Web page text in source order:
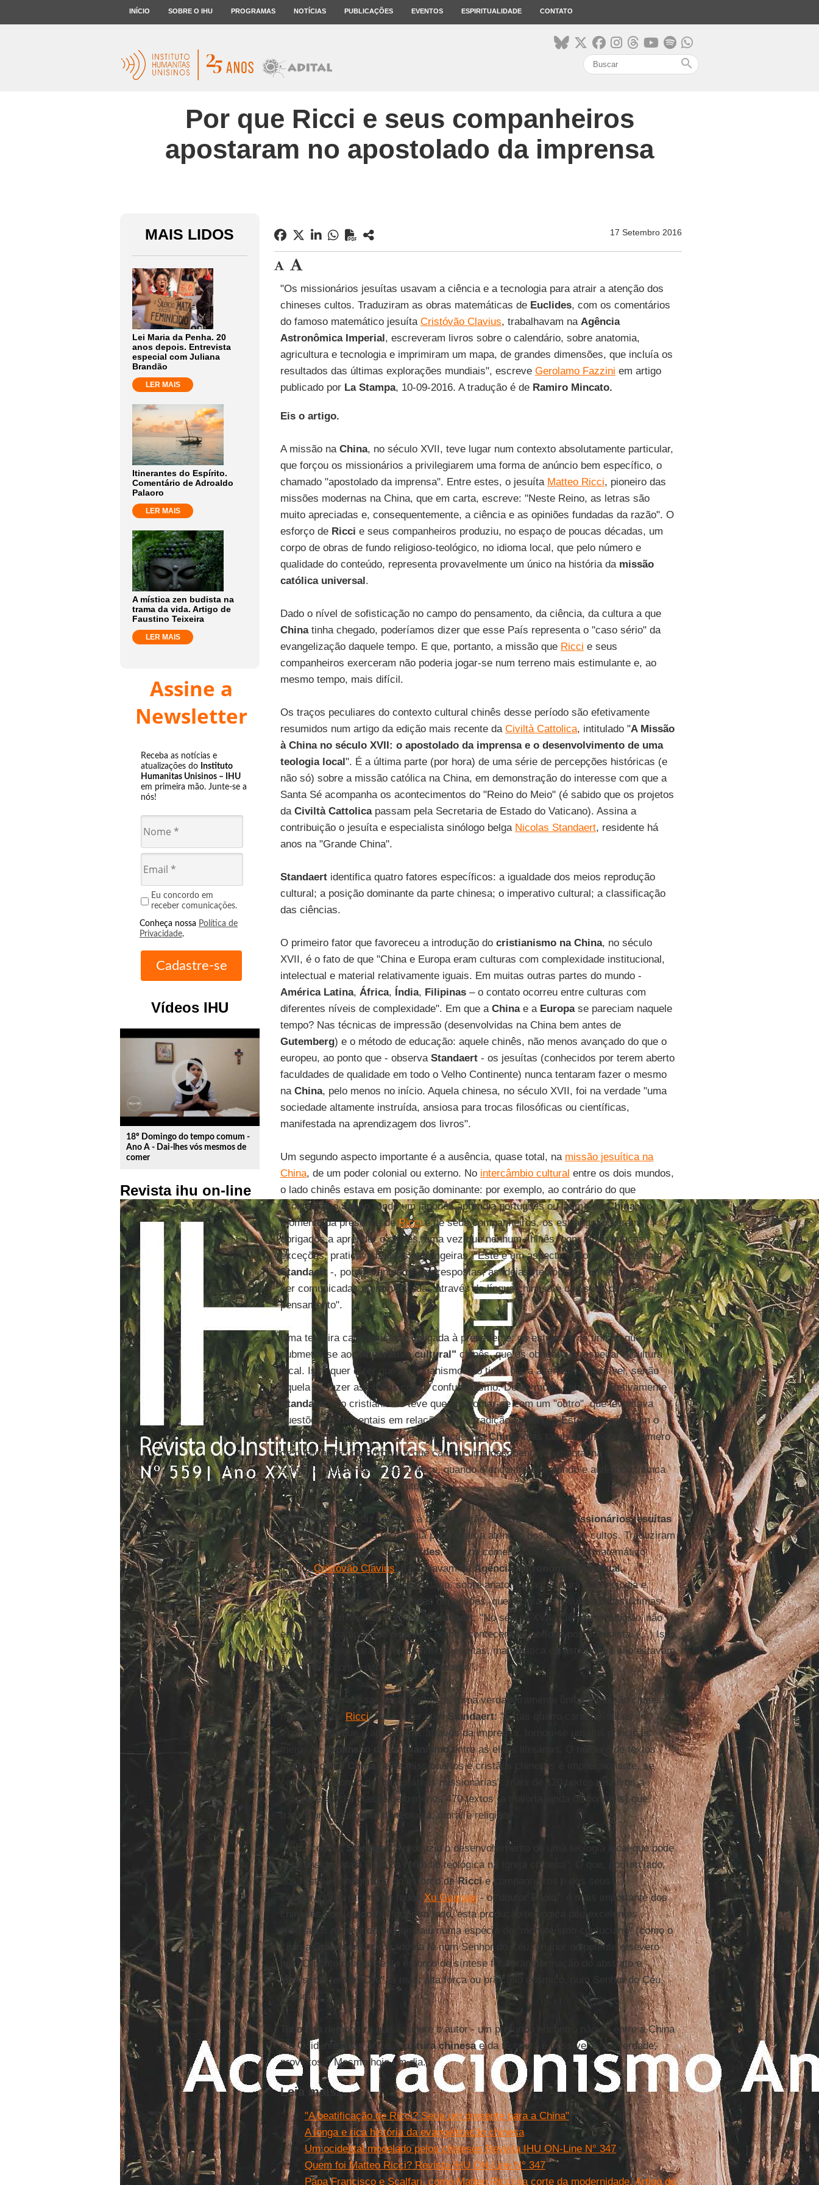
INÍCIO SOBRE O IHU PROGRAMAS NOTÍCIAS PUBLICAÇÕES EVENTOS ESPIRITUALIDADE CONTATO
search
Por que Ricci e seus companheiros
apostaram no apostolado da imprensa
MAIS LIDOS
Lei Maria da Penha. 20
anos depois. Entrevista
especial com Juliana
Brandão
LER MAIS
Itinerantes do Espírito.
Comentário de Adroaldo
Palaoro
LER MAIS
A mística zen budista na
trama da vida. Artigo de
Faustino Teixeira
LER MAIS
Assine a
Newsletter
Receba as notícias e
atualizações do Instituto
Humanitas Unisinos – IHU
em primeira mão. Junte-se a
nós!
Eu concordo em
receber comunicações.
Conheça nossa Política de
Privacidade.
Vídeos IHU
play_circle_outline
18º Domingo do tempo comum -
Ano A - Dai-lhes vós mesmos de
comer
Revista ihu on-line
17 Setembro 2016
"Os missionários jesuítas usavam a ciência e a tecnologia para atrair a atenção dos
chineses cultos. Traduziram as obras matemáticas de Euclides, com os comentários
do famoso matemático jesuíta Cristóvão Clavius, trabalhavam na Agência
Astronômica Imperial, escreveram livros sobre o calendário, sobre anatomia,
agricultura e tecnologia e imprimiram um mapa, de grandes dimensões, que incluía os
resultados das últimas explorações mundiais", escreve Gerolamo Fazzini em artigo
publicado por La Stampa, 10-09-2016. A tradução é de Ramiro Mincato.
Eis o artigo.
A missão naChina, no século XVII, teve lugar num contexto absolutamente particular,
que forçou os missionários a privilegiarem uma forma de anúncio bem específico, o
chamado "apostolado da imprensa". Entre estes, o jesuíta Matteo Ricci, pioneiro das
missões modernas na China, que em carta, escreve: "Neste Reino, as letras são
muito apreciadas e, consequentemente, a ciência e as opiniões fundadas da razão". O
esforço de Ricci e seus companheiros produziu, no espaço de poucas décadas, um
corpo de obras de fundo religioso-teológico, no idioma local, que pelo número e
qualidade do conteúdo, representa provavelmente um único na história da missão
católica universal.
Dado o nível de sofisticação no campo do pensamento, da ciência, da cultura a que
Chinatinha chegado, poderíamos dizer que esse País representa o "caso sério" da
evangelização daquele tempo. E que, portanto, a missão que Ricci e seus
companheiros exerceram não poderia jogar-se num terreno mais estimulante e, ao
mesmo tempo, mais difícil.
Os traços peculiares do contexto cultural chinês desse período são efetivamente
resumidos num artigo da edição mais recente da Civiltà Cattolica, intitulado "A Missão
à China no século XVII: o apostolado da imprensa e o desenvolvimento de uma
teologia local". É a última parte (por hora) de uma série de percepções históricas (e
não só) sobre a missão católica na China, em demonstração do interesse com que a
Santa Sé acompanha os acontecimentos do "Reino do Meio" (é sabido que os projetos
da Civiltà Cattolicapassam pela Secretaria de Estado do Vaticano). Assina a
contribuição o jesuíta e especialista sinólogo belga Nicolas Standaert, residente há
anos na "Grande China".
Standaertidentifica quatro fatores específicos: a igualdade dos meios reprodução
cultural; a posição dominante da parte chinesa; o imperativo cultural; a classificação
das ciências.
O primeiro fator que favoreceu a introdução do cristianismo na China, no século
XVII, é o fato de que "China e Europa eram culturas com complexidade institucional,
intelectual e material relativamente iguais. Em muitas outras partes do mundo -
América Latina, África, Índia, Filipinas– o contato ocorreu entre culturas com
diferentes níveis de complexidade". Em que a Chinae a Europase pareciam naquele
tempo? Nas técnicas de impressão (desenvolvidas na China bem antes de
Gutemberg) e o método de educação: aquele chinês, não menos avançado do que o
europeu, ao ponto que - observa Standaert- os jesuítas (conhecidos por terem aberto
faculdades de qualidade em todo o Velho Continente) nunca tentaram fazer o mesmo
na China, pelo menos no início. Aquela chinesa, no século XVII, foi na verdade "uma
sociedade altamente instruída, ansiosa para trocas filosóficas ou científicas,
manifestada na aprendizagem dos livros".
Um segundo aspecto importante é a ausência, quase total, na missão jesuítica na
China, de um poder colonial ou externo. No intercâmbio cultural entre os dois mundos,
o lado chinês estava em posição dominante: por exemplo, ao contrário do que
acontecia noJapão (onde um japonês aprendia português ou latim), naChina, no
momento da presença deRiccie de seus companheiros, os estrangeiros eram
obrigados a aprender o chinês, uma vez que nenhum chinês, com muito poucas
exceções, praticava línguas estrangeiras. "Este é um aspecto importante - assinala
Standaert-, porque, antes de dar respostas, as ideias (teológicas) tinham que
ser comunicadas e eram filtradas através da língua chinesa e dos seus padrões de
pensamento".
Uma terceira característica, coligada à precedente: os estrangeiros tinham que
submeter-se ao''imperativo cultural" chinês, que os obrigava a respeitar a cultura
local. Isso quer dizer que o cristianismo não tinha outra alternativa possível, senão
aquela de fazer as contas com o confucionismo. Deste modo - observa efetivamente
Standaert- "o cristianismo teve que confrontar-se com um "outro", que levantava
questões fundamentais em relação com a tradição cristã (...) Este confronto com o
“outro” produziu não somente publicações naChina , mas também um grande número
de publicações na Europa, o que causou uma desorientação mental na teologia
europeia". Como sempre acontece, quando o encontro é profundo e autêntico, nunca
deixa intactos seus interlocutores.
O último aspecto diz respeito à classificação das ciências. Os
missionários jesuítas
usavam a ciência e a tecnologia para atrair a atenção dos chineses cultos. Traduziram
as obras matemáticas deEuclides, com os comentários do famoso matemático
jesuítaCristóvão Clavius, trabalhavam naAgência Astronômica Imperial,
escreveram livros sobre o calendário, sobre anatomia, agricultura e tecnologia e
imprimiram um mapa, de grandes dimensões, que incluía os resultados das últimas
explorações mundiais. Escreve Standaert: "No século XVII, ‘ciência’ e ‘religião’ não
eram ainda campos tão distintos, como acontecerá no período pós-iluminista. (...) Isso
explica porque, para os missionários jesuítas, matemática ou astronomia não estavam
em conflito com a difusão do cristianismo".
A combinação dessas características torna verdadeiramente única a missão chinesa
no período de Ricci. Para dizer comStandaert: "Estas quatro características
explicam por que o apostolado, através da imprensa, tornou-se um dos principais
meios deexpansão do cristianismoentre as elites literárias. O número de textos
produzidos na
China
pelos missionários e cristãos chineses é impressionante, se
comparado com o de outras áreas missionárias": mais de 120 textos relativos a
Europa e as ciências, e pelo menos 470 textos (a maioria ainda disponíveis) que
tratam principalmente de teologia, moral e religião.
"Isto - conclui Standaert- produziu o desenvolvimento de uma teologia local que pode
ser considerada a base da reflexão teológica na Igreja chinesa". O que, por um lado,
nos restitui a magnitude do esforço deRiccie companheiros e dos seus
colaboradores (acima de todos Xu Guanaqi- o "doutor Paolo", o mais importante dos
chineses convertidos). Por outro lado, esta produção teológica deu excelentes
resultados no sentido de que caiu numa espécie de "monoteísmo confuciano" (como o
chama
Standaert
), centrado na fé num Senhor do Céu, criador onipotente e severo
juiz. O ponto crucial deste esforço de síntese foi a transformação do abstrato e
impessoal termo "Céu", a mais alta força ou princípio cósmico, num Senhor do Céu
pessoal.
Tudo isto demonstra que - sugere o autor - um profundo encontro não só entre a China
e o Ocidente, mas entre acultura chinesae da fé cristã é possível e, na verdade,
proveitosa. Mesmo hoje em dia.
Leia mais...
"A beatificação de Ricci? Seria um presente para a China"
A longa e rica história da evangelização chinesa
Um ocidental modelado pelos chineses Revista IHU ON-Line N° 347
Quem foi Matteo Ricci? Revista IHU ON-Line N° 347
Papa Francisco e Scalfari, como Matteo Ricci na corte da modernidade. Artigo de